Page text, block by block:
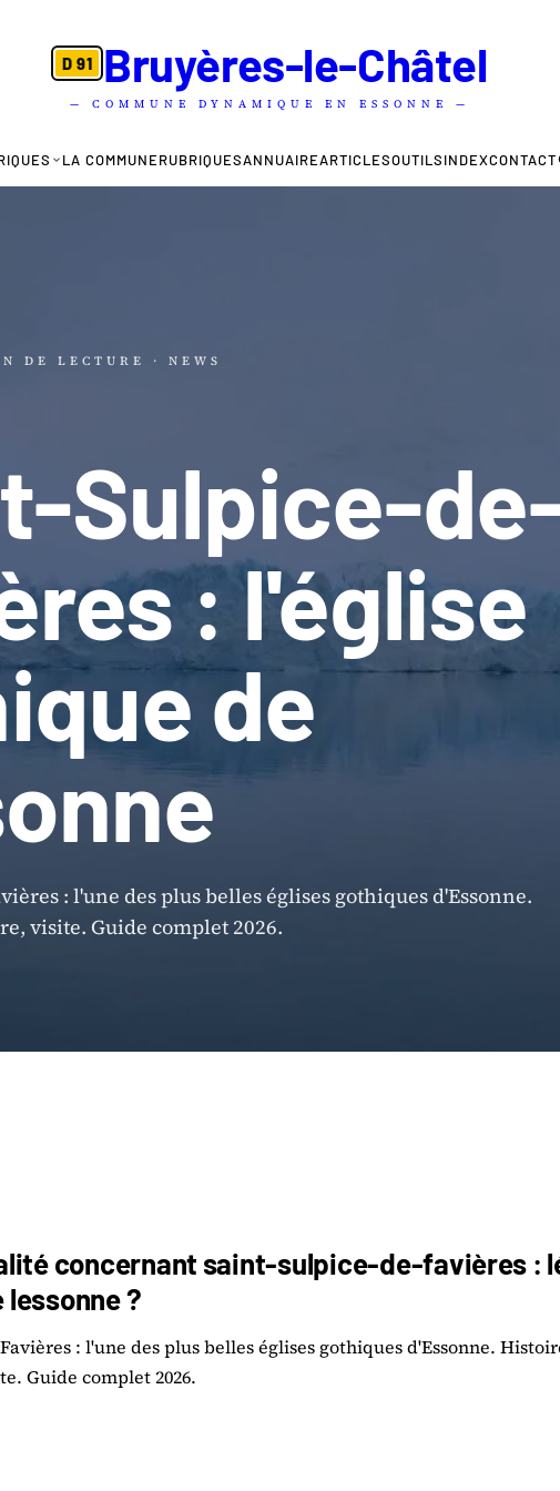
D 91 Bruyères-le-Châtel
— COMMUNE DYNAMIQUE EN ESSONNE —
LA COMMUNERUBRIQUESANNUAIREARTICLESOUTILSINDEXCONTACT
DE LECTURE · NEWS
Sulpice-
: l'église
de
: l'une des plus belles églises gothiques d'Essonne.
visite. Guide complet 2026.
concernant saint-sulpice-de-favières :
?
: l'une des plus belles églises gothiques d'Essonne.
Guide complet 2026.